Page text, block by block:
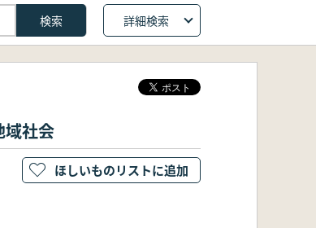
詳細検索
域社会
ほしいものリストに追加